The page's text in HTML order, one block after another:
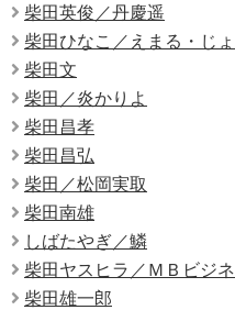
柴田英俊／丹慶遥
柴田ひなこ／えまる・じ
柴田文
柴田／炎かりよ
柴田昌孝
柴田昌弘
柴田／松岡実取
柴田南雄
しばたやぎ／鱗
柴田ヤスヒラ／ＭＢビジ
柴田雄一郎